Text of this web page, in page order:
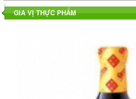
GIA VỊ THỰC PHẨM